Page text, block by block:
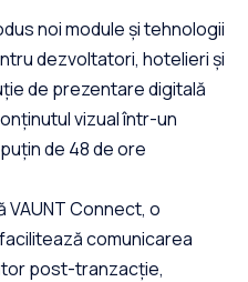
noi module și tehnologii
dezvoltatori, hotelieri și
de prezentare digitală
vizual într-un
de 48 de ore
Connect, o
comunicarea
post-tranzacție,